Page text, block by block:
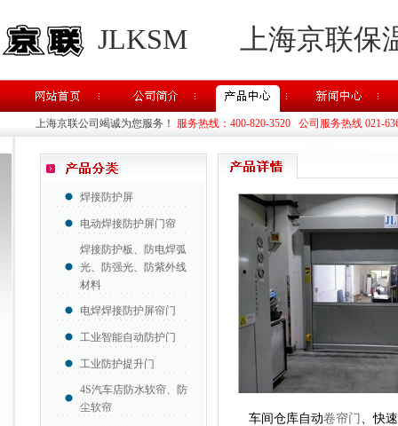
JLKSM 上海京联
上海京联公司竭诚为您服务！ 服务热线：400-820-3520 公司服务热线 021-
焊接防护屏
电动焊接防护屏门帘
焊接防护板、防电焊弧
光、防强光、防紫外线
材料
电焊焊接防护屏帘门
工业智能自动防护门
工业防护提升门
4S汽车店防水软帘、防
尘软帘
车间仓库自动卷帘门 、快